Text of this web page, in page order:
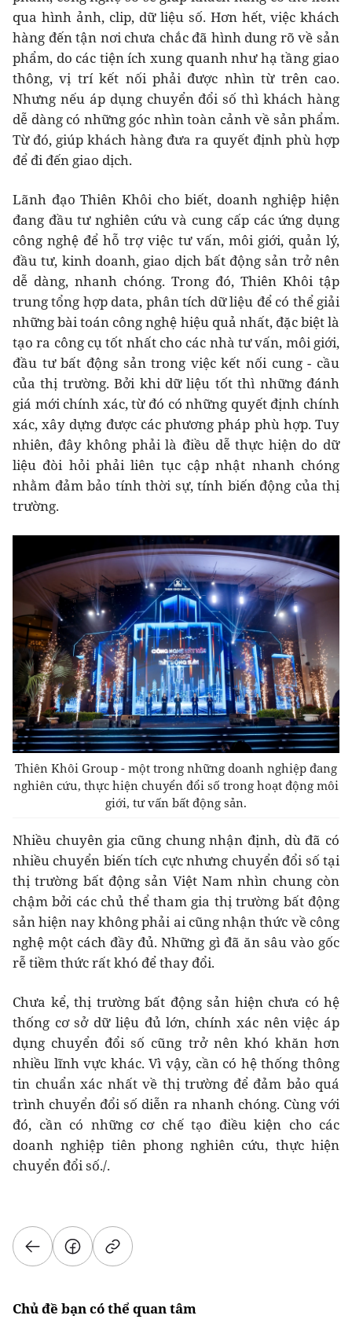
qua hình ảnh, clip, dữ liệu số. Hơn hết, việc khách
hàng đến tận nơi chưa chắc đã hình dung rõ về sản
phẩm, do các tiện ích xung quanh như hạ tầng giao
thông, vị trí kết nối phải được nhìn từ trên cao.
Nhưng nếu áp dụng chuyển đổi số thì khách hàng
dễ dàng có những góc nhìn toàn cảnh về sản phẩm.
Từ đó, giúp khách hàng đưa ra quyết định phù hợp
để đi đến giao dịch.
Lãnh đạo Thiên Khôi cho biết, doanh nghiệp hiện
đang đầu tư nghiên cứu và cung cấp các ứng dụng
công nghệ để hỗ trợ việc tư vấn, môi giới, quản lý,
đầu tư, kinh doanh, giao dịch bất động sản trở nên
dễ dàng, nhanh chóng. Trong đó, Thiên Khôi tập
trung tổng hợp data, phân tích dữ liệu để có thể giải
những bài toán công nghệ hiệu quả nhất, đặc biệt là
tạo ra công cụ tốt nhất cho các nhà tư vấn, môi giới,
đầu tư bất động sản trong việc kết nối cung - cầu
của thị trường. Bởi khi dữ liệu tốt thì những đánh
giá mới chính xác, từ đó có những quyết định chính
xác, xây dựng được các phương pháp phù hợp. Tuy
nhiên, đây không phải là điều dễ thực hiện do dữ
liệu đòi hỏi phải liên tục cập nhật nhanh chóng
nhằm đảm bảo tính thời sự, tính biến động của thị
trường.
Thiên Khôi Group - một trong những doanh nghiệp đang
nghiên cứu, thực hiện chuyển đổi số trong hoạt động môi
giới, tư vấn bất động sản.
Nhiều chuyên gia cũng chung nhận định, dù đã có
nhiều chuyển biến tích cực nhưng chuyển đổi số tại
thị trường bất động sản Việt Nam nhìn chung còn
chậm bởi các chủ thể tham gia thị trường bất động
sản hiện nay không phải ai cũng nhận thức về công
nghệ một cách đầy đủ. Những gì đã ăn sâu vào gốc
rễ tiềm thức rất khó để thay đổi.
Chưa kể, thị trường bất động sản hiện chưa có hệ
thống cơ sở dữ liệu đủ lớn, chính xác nên việc áp
dụng chuyển đổi số cũng trở nên khó khăn hơn
nhiều lĩnh vực khác. Vì vậy, cần có hệ thống thông
tin chuẩn xác nhất về thị trường để đảm bảo quá
trình chuyển đổi số diễn ra nhanh chóng. Cùng với
đó, cần có những cơ chế tạo điều kiện cho các
doanh nghiệp tiên phong nghiên cứu, thực hiện
chuyển đổi số./.
Chủ đề bạn có thể quan tâm